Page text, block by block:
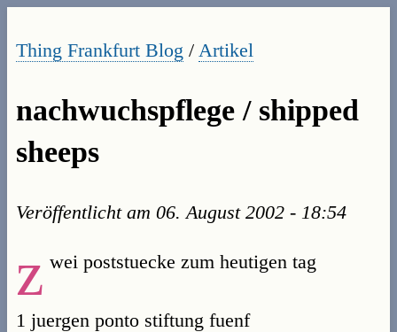
Thing Frankfurt Blog / Artikel
nachwuchspflege / shipped
sheeps
Veröffentlicht am 06. August 2002 - 18:54
z wei poststuecke zum heutigen tag
1 juergen ponto stiftung fuenf